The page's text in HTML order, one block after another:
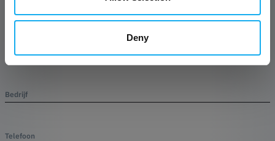
Deny
E-mail*
Bedrijf
Telefoon